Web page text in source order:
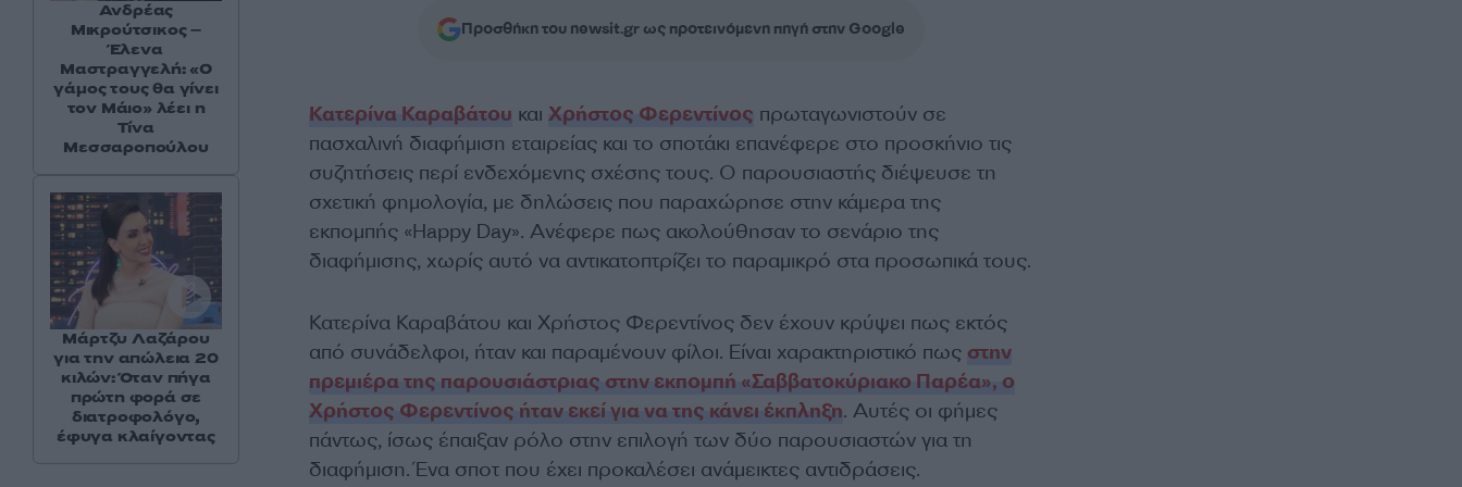
Προσθήκη του newsit.gr ως προτεινόμενη πηγή στην Google
Κατερίνα Καραβάτου και Χρήστος Φερεντίνος πρωταγωνιστούν σε
πασχαλινή διαφήμιση εταιρείας και το σποτάκι επανέφερε στο προσκήνιο τις
συζητήσεις περί ενδεχόμενης σχέσης τους. Ο παρουσιαστής διέψευσε τη
σχετική φημολογία, με δηλώσεις που παραχώρησε στην κάμερα της
εκπομπής «Happy Day». Ανέφερε πως ακολούθησαν το σενάριο της
διαφήμισης, χωρίς αυτό να αντικατοπτρίζει το παραμικρό στα προσωπικά τους.
Κατερίνα Καραβάτου και Χρήστος Φερεντίνος δεν έχουν κρύψει πως εκτός
από συνάδελφοι, ήταν και παραμένουν φίλοι. Είναι χαρακτηριστικό πως στην
πρεμιέρα της παρουσιάστριας στην εκπομπή «Σαββατοκύριακο Παρέα», ο
Χρήστος Φερεντίνος ήταν εκεί για να της κάνει έκπληξη. Αυτές οι φήμες
πάντως, ίσως έπαιξαν ρόλο στην επιλογή των δύο παρουσιαστών για τη
διαφήμιση. Ένα σποτ που έχει προκαλέσει ανάμεικτες αντιδράσεις.
Ανδρέας
Μικρούτσικος –
Έλενα
Μαστραγγελή: «Ο
γάμος τους θα γίνει
τον Μάιο» λέει η
Τίνα
Μεσσαροπούλου
Μάρτζυ Λαζάρου
για την απώλεια 20
κιλών: Όταν πήγα
πρώτη φορά σε
διατροφολόγο,
έφυγα κλαίγοντας